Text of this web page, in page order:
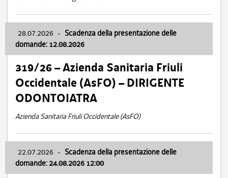
28.07.2026 - Scadenza della presentazione delle
domande: 12.08.2026
319/26 – Azienda Sanitaria Friuli
Occidentale (AsFO) – DIRIGENTE
ODONTOIATRA
Azienda Sanitaria Friuli Occidentale (AsFO)
22.07.2026 - Scadenza della presentazione delle
domande: 24.08.2026 12:00